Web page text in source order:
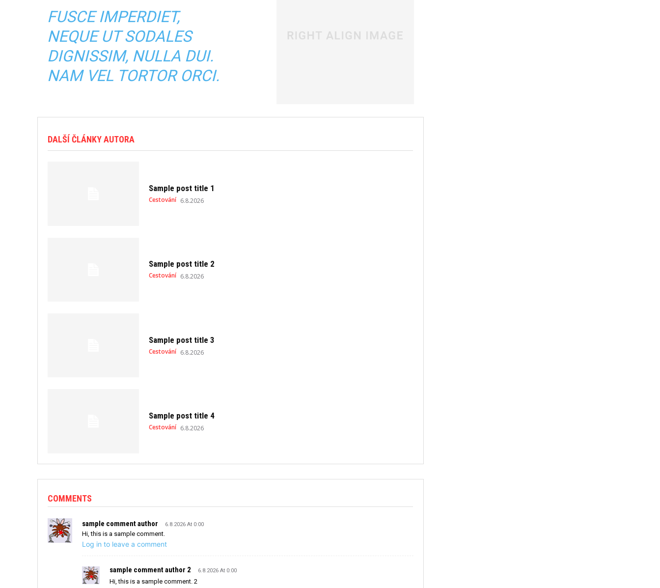
FUSCE IMPERDIET,
NEQUE UT SODALES
DIGNISSIM, NULLA DUI.
NAM VEL TORTOR ORCI.
DALŠÍ ČLÁNKY AUTORA
Sample post title 1
Cestování 6.8.2026
Sample post title 2
Cestování 6.8.2026
Sample post title 3
Cestování 6.8.2026
Sample post title 4
Cestování 6.8.2026
COMMENTS
sample comment author 6.8.2026 At 0:00
Hi, this is a sample comment.
Log in to leave a comment
sample comment author 2 6.8.2026 At 0:00
Hi, this is a sample comment. 2